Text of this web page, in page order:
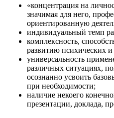
«концентрация на
значимая для него,
ориентированную
индивидуальный темп
комплексность,
развитию психических
универсальность
различных ситуациях,
осознанно усвоить
при необходимости;
наличие некоего
презентации, доклада,